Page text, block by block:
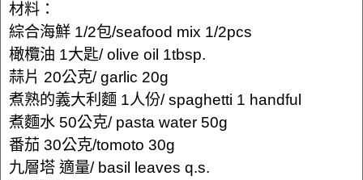
材料：
綜合海鮮 1/2包/seafood mix 1/2pcs
橄欖油 1大匙/ olive oil 1tbsp.
蒜片 20公克/ garlic 20g
煮熟的義大利麵 1人份/ spaghetti 1 handful
煮麵水 50公克/ pasta water 50g
番茄 30公克/tomoto 30g
九層塔 適量/ basil leaves q.s.